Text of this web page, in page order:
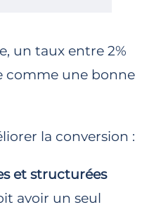
un taux entre 2%
comme une bonne
la conversion :
et structurées
avoir un seul